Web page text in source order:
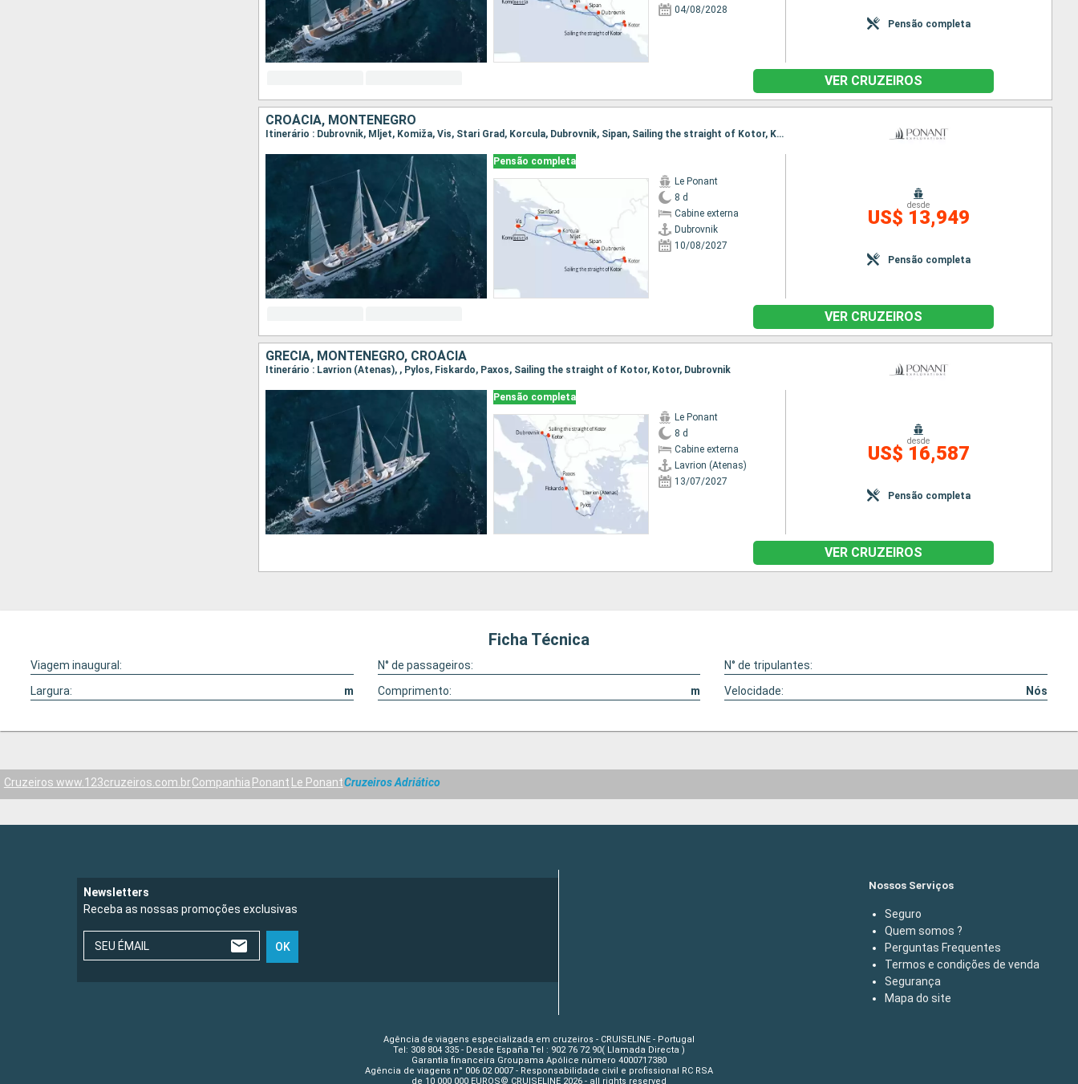
04/08/2028
Pensão completa
VER CRUZEIROS
CROÁCIA, MONTENEGRO
Itinerário : Dubrovnik, Mljet, Komiža, Vis, Stari Grad, Korcula, Dubrovnik, Sipan, Sailing the straight of Kotor, Kotor, Dubrovnik
Pensão completa
Le Ponant
8 d
Cabine externa
Dubrovnik
10/08/2027
desde
US$ 13,949
Pensão completa
VER CRUZEIROS
GRÉCIA, MONTENEGRO, CROÁCIA
Itinerário : Lavrion (Atenas), , Pylos, Fiskardo, Paxos, Sailing the straight of Kotor, Kotor, Dubrovnik
Pensão completa
Le Ponant
8 d
Cabine externa
Lavrion (Atenas)
13/07/2027
desde
US$ 16,587
Pensão completa
VER CRUZEIROS
Ficha Técnica
Viagem inaugural: N° de passageiros:
N° de tripulantes:
Largura:
m Comprimento: m Velocidade: Nós
Cruzeiros www.123cruzeiros.com.brCompanhia Ponant Le PonantCruzeiros Adriático
Newsletters
Receba as nossas promoções exclusivas
SEU ÉMAIL OK
Nossos Serviços
Seguro
Quem somos ?
Perguntas Frequentes
Termos e condições de venda
Segurança
Mapa do site
Agência de viagens especializada em cruzeiros - CRUISELINE - Portugal
Tel: 308 804 335 - Desde España Tel : 902 76 72 90( Llamada Directa )
Garantia financeira Groupama Apólice número 4000717380
Agência de viagens n° 006 02 0007 - Responsabilidade civil e profissional RC RSA
de 10 000 000 EUROS© CRUISELINE 2026 - all rights reserved